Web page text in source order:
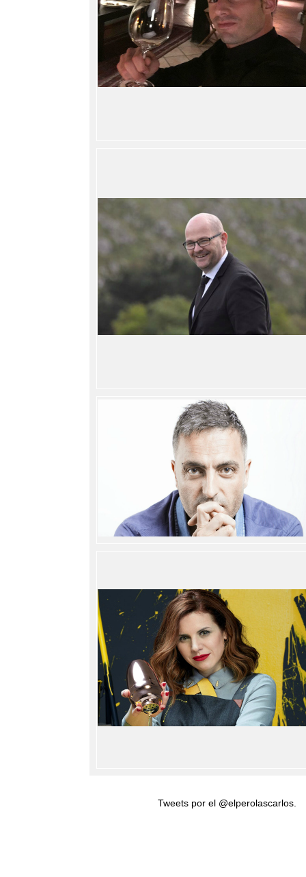
Tweets por el @elperolascarlos.